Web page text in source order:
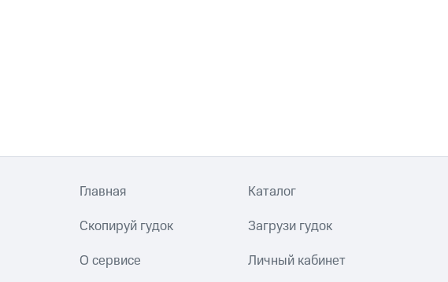
Главная Каталог
Скопируй гудок Загрузи гудок
О сервисе Личный кабинет